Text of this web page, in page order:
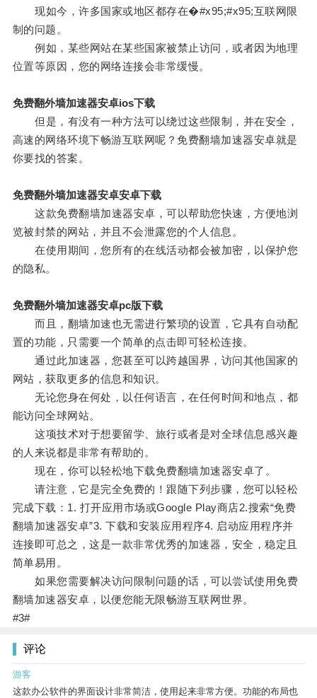
现如今，许多国家或地区都存在�#x95;#x95;互联网限
制的问题。
例如，某些网站在某些国家被禁止访问，或者因为地理
位置等原因，您的网络连接会非常缓慢。
免费翻外墙加速器安卓ios下载
但是，有没有一种方法可以绕过这些限制，并在安全，
高速的网络环境下畅游互联网呢？免费翻墙加速器安卓就是
你要找的答案。
免费翻外墙加速器安卓安卓下载
这款免费翻墙加速器安卓，可以帮助您快速，方便地浏
览被封禁的网站，并且不会泄露您的个人信息。
在使用期间，您所有的在线活动都会被加密，以保护您
的隐私。
免费翻外墙加速器安卓pc版下载
而且，翻墙加速也无需进行繁琐的设置，它具有自动配
置的功能，只需要一个简单的点击即可轻松连接。
通过此加速器，您甚至可以跨越国界，访问其他国家的
网站，获取更多的信息和知识。
无论您身在何处，以任何语言，在任何时间和地点，都
能访问全球网站。
这项技术对于想要留学、旅行或者是对全球信息感兴趣
的人来说都是非常有帮助的。
现在，你可以轻松地下载免费翻墙加速器安卓了。
请注意，它是完全免费的！跟随下列步骤，您可以轻松
完成下载：1. 打开应用市场或Google Play商店2.搜索“免费
翻墙加速器安卓”3. 下载和安装应用程序4. 启动应用程序并
连接即可总之，这是一款非常优秀的加速器，安全，稳定且
简单易用。
如果您需要解决访问限制问题的话，可以尝试使用免费
翻墙加速器安卓，以便您能无限畅游互联网世界。
#3#
评论
游客
这款办公软件的界面设计非常简洁，使用起来非常方便。功能的布局也